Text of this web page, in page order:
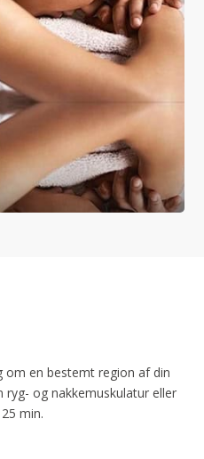
om en bestemt region af din
ryg- og nakkemuskulatur eller
min.